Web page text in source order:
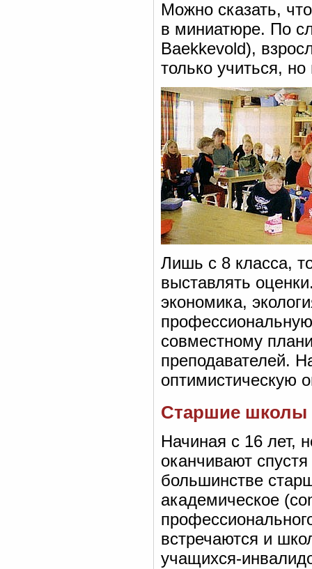
Можно сказать,
в миниатюре. По
Baekkevold),
только учиться,
Лишь с 8 класса,
выставлять
экономика,
совместному
преподавателей.
оптимистическую
Старшие школы
Начиная с 16 лет,
оканчивают
большинстве
академическое
встречаются и
учащихся-